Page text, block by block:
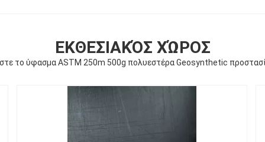
ΕΚΘΕΣΙΑΚΌΣ ΧΏΡΟΣ
το ύφασμα ASTM 250m 500g πολυεστέρα Geosynthetic